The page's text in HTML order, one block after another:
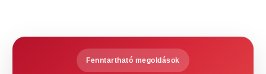
Fenntartható megoldások